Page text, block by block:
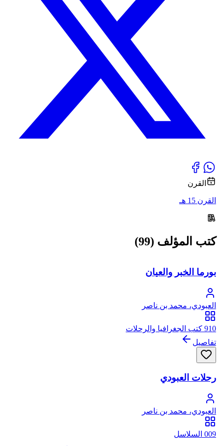
القرن
القرن 15 هـ
كتب المؤلف (99)
بورما الخبر والعيان
العبودي، محمد بن ناصر
910 كتب الجغرافيا والرحلات
تفاصيل
رحلات العبودي
العبودي، محمد بن ناصر
009 السلاسل